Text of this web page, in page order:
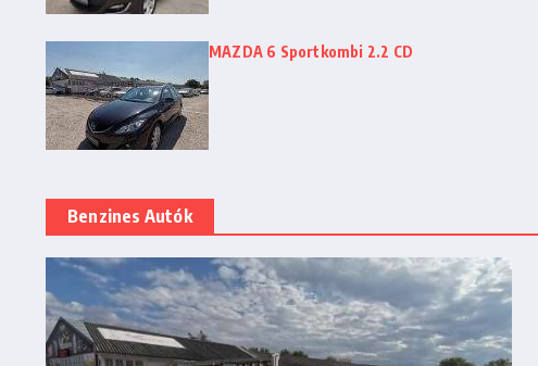
MAZDA 6 Sportkombi 2.2 CD
Benzines Autók